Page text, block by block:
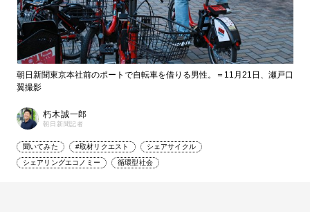
朝日新聞東京本社前のポートで自転車を借りる男性。＝11月21日、瀬戸口
翼撮影
朽木誠一郎
朝日新聞記者
聞いてみた #取材リクエスト シェアサイクル
シェアリングエコノミー 循環型社会